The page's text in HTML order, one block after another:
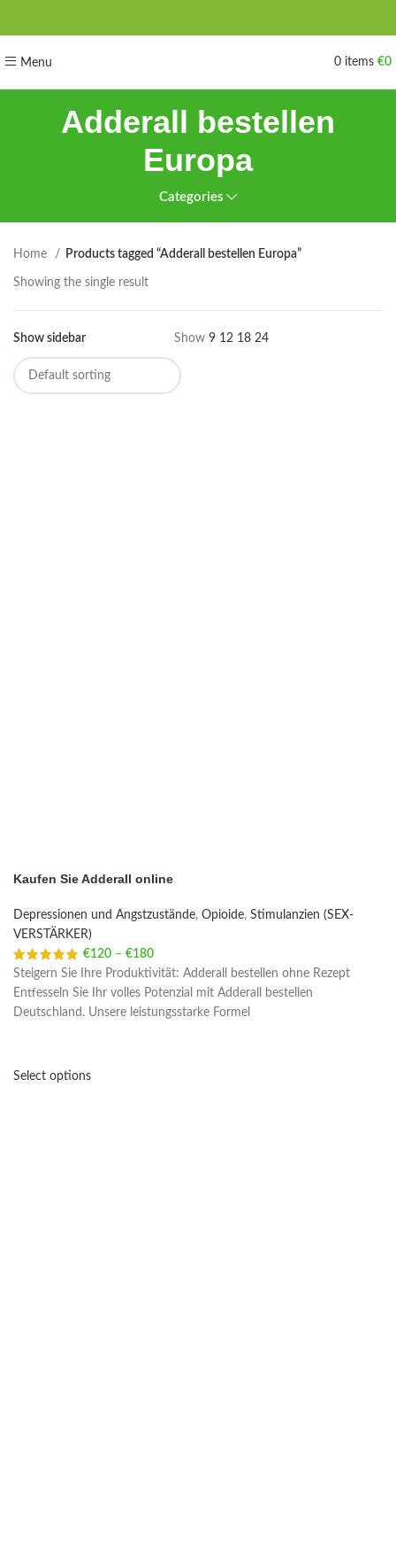
Menu 0 items €0
Adderall bestellen
Europa
Categories
Home Products tagged “Adderall bestellen Europa”
Showing the single result
Show sidebar Show 9 12 18 24
Kaufen Sie Adderall online
Depressionen und Angstzustände, Opioide, Stimulanzien (SEX-
VERSTÄRKER)
€120 – €180
Steigern Sie Ihre Produktivität: Adderall bestellen ohne Rezept
Entfesseln Sie Ihr volles Potenzial mit Adderall bestellen
Deutschland. Unsere leistungsstarke Formel
Select options